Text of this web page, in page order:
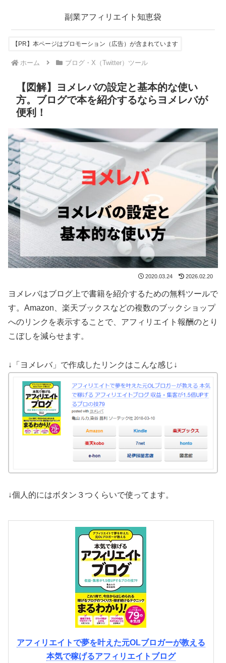
副業アフィリエイト知恵袋
【PR】本ページはプロモーション（広告）が含まれています
ホーム ブログ・X（Twitter）ツール
【図解】ヨメレバの設定と基本的な使い
方。ブログで本を紹介するならヨメレバが
便利！
2020.03.24 2026.02.20
ヨメレバはブログ上で書籍を紹介するための無料ツールで
す。Amazon、楽天ブックスなどの複数のブックショップ
へのリンクを表示することで、アフィリエイト報酬のとり
こぼしを減らせます。
↓「ヨメレバ」で作成したリンクはこんな感じ↓
↓個人的にはボタン３つくらいで使ってます。
アフィリエイトで夢を叶えた元OLブロガーが教える
本気で稼げるアフィリエイトブログ